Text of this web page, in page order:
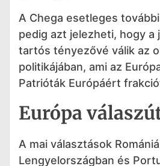
A Chega esetleges
pedig azt jelezheti, hogy a
tartós tényezővé válik az
politikájában, ami az
Patrióták Európáért
Európa
A mai választások
Lengyelországban és